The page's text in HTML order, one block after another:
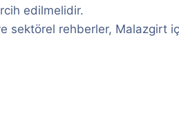
edilmelidir.
sektörel rehberler, Malazgirt